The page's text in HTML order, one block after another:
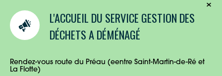
L'ACCUEIL DU SERVICE GESTION DES
DÉCHETS A DÉMÉNAGÉ
Rendez-vous route du Préau (eentre Saint-Martin-de-Ré et
La Flotte)
ENTREPRISES
collecte des déchets